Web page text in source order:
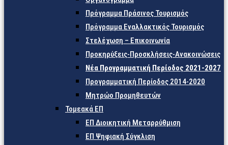
Πρόγραμμα Πράσινος Τουρισμός
Πρόγραμμα Εναλλακτικός Τουρισμός
Στελέχωση – Επικοινωνία
Προκηρύξεις-Προσκλήσεις-Ανακοινώσεις
Νέα Προγραμματική Περίοδος 2021-2027
Προγραμματική Περίοδος 2014-2020
Μητρώο Προμηθευτών
Τομεακά ΕΠ
ΕΠ Διοικητική Μεταρρύθμιση
ΕΠ Ψηφιακή Σύγκλιση